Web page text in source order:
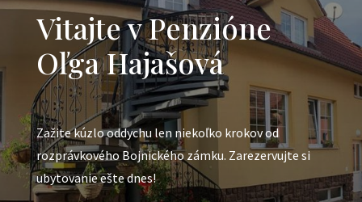
Vitajte v Penzióne
Oľga Hajašová
Zažite kúzlo oddychu len niekoľko krokov od
rozprávkového Bojnického zámku. Zarezervujte si
ubytovanie ešte dnes!